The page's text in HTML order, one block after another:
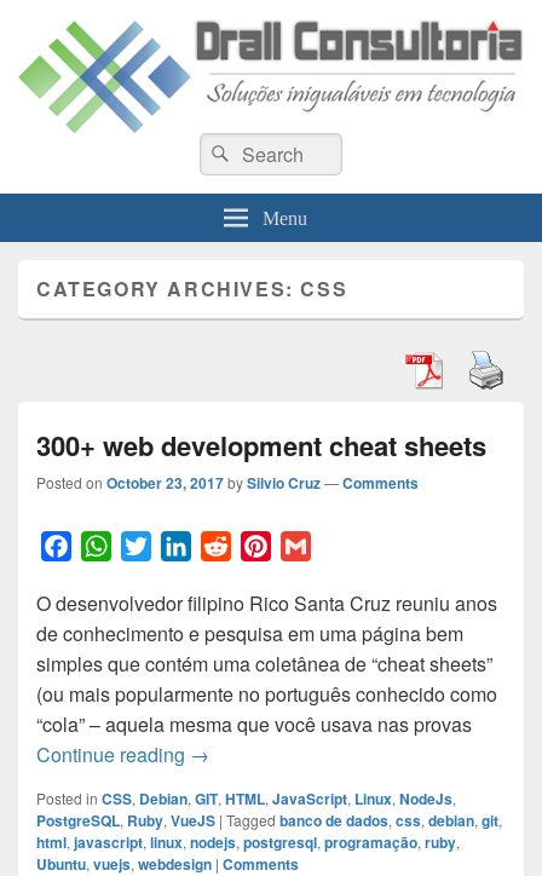
Drall Dev Community
Blog de compartilhamento de informações de desenvolvimento de sistemas
Search
for:
Search
Menu
CATEGORY ARCHIVES:CSS
300+ web development cheat sheets
Posted on October 23, 2017bySilvio Cruz—Comments
c
e
b
o
o
k
W
a
t
s
A
p
p
i
t
t
e
r
n
k
e
d
I
n
R
d
d
i
t
n
t
e
r
e
a
i
l
O desenvolvedor filipino Rico Santa Cruz reuniu anos
de conhecimento e pesquisa em uma página bem
simples que contém uma coletânea de “cheat sheets”
(ou mais popularmente no português conhecido como
“cola” – aquela mesma que você usava nas provas
Continue reading 300+ web development cheat sheets
→
Posted in CSS, Debian, GIT, HTML, JavaScript, Linux, NodeJs,
PostgreSQL, Ruby, VueJS | Tagged banco de dados, css, debian, git,
html, javascript, linux, nodejs, postgresql, programação, ruby,
Ubuntu, vuejs, webdesign | Comments